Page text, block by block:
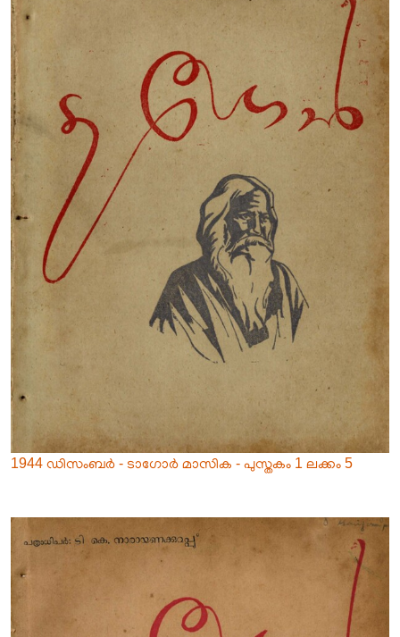
1944 ഡിസംബർ - ടാഗോർ മാസിക - പുസ്തകം 1 ലക്കം 5